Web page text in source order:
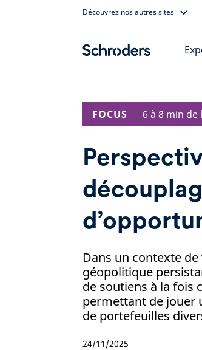
Découvrez nos autres sites
FOCUS 6 à 8 min de
Dans un contexte
géopolitique
de soutiens à la fois
permettant de jouer
de portefeuilles
24/11/2025